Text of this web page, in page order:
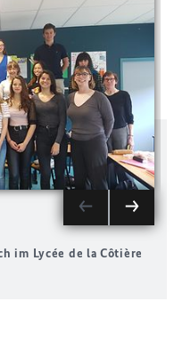
im Lycée de la Côtière